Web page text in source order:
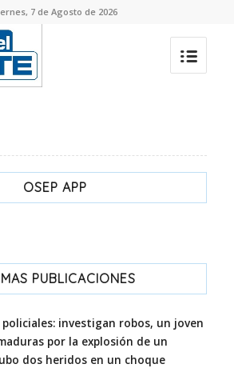
7 de Agosto de 2026
OSEP APP
PUBLICACIONES
policiales: investigan robos, un joven
por la explosión de un
dos heridos en un choque